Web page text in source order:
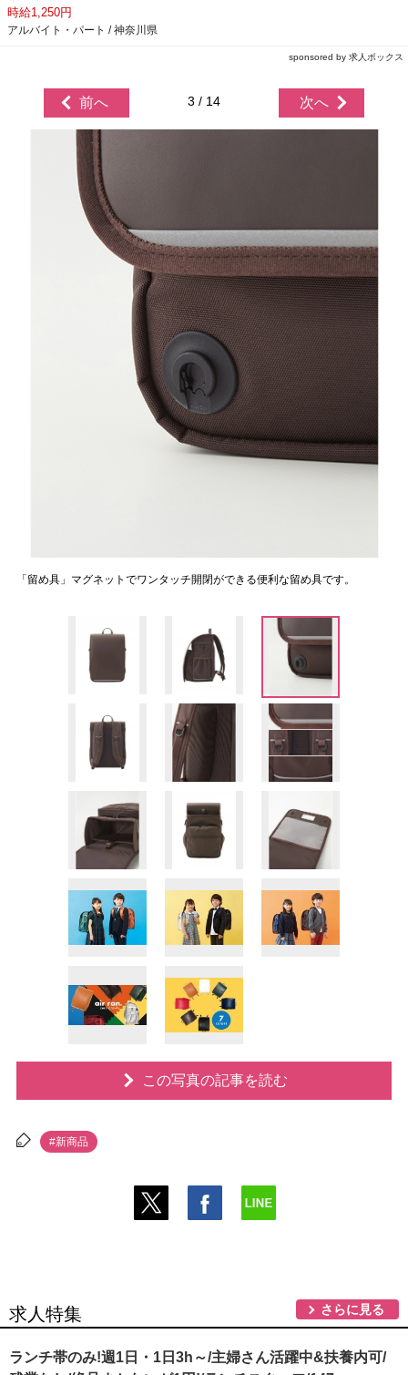
時給1,250円
アルバイト・パート / 神奈川県
sponsored by 求人ボックス
前へ 3 / 14 次へ
「留め具」マグネットでワンタッチ開閉ができる便利な留め具です。
この写真の記事を読む
#新商品
求人特集 さらに見る
ランチ帯のみ!週1日・1日3h～/主婦さん活躍中&扶養内可/